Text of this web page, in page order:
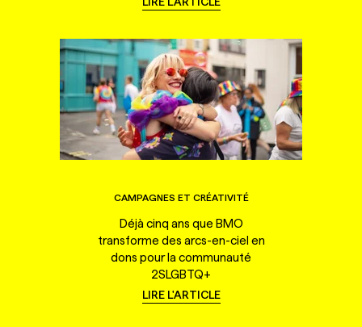
CAMPAGNES ET CRÉATIVITÉ
Déjà cinq ans que BMO
transforme des arcs-en-ciel en
dons pour la communauté
2SLGBTQ+
LIRE L'ARTICLE